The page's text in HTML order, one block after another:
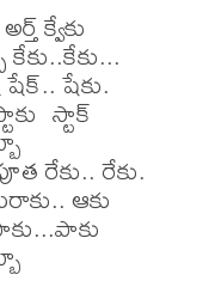
క్వేకు
షేకు.
స్టాక్
రేకు.. రేకు.
ఆకు